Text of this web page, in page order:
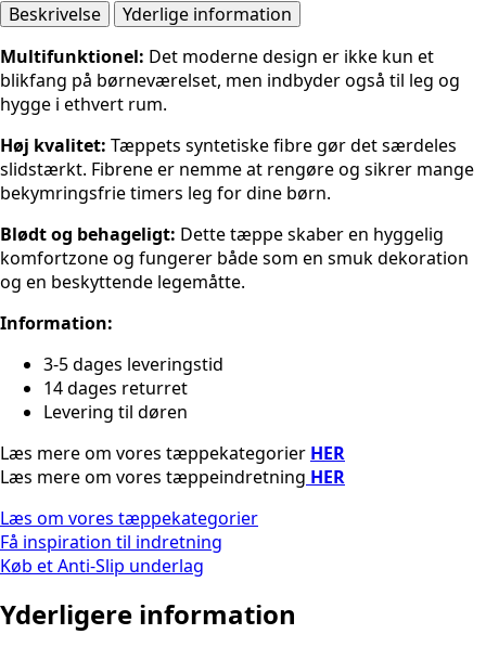
Beskrivelse
Yderlige information
Multifunktionel: Det moderne design er ikke kun et
blikfang på børneværelset, men indbyder også til leg og
hygge i ethvert rum.
Høj kvalitet: Tæppets syntetiske fibre gør det særdeles
slidstærkt. Fibrene er nemme at rengøre og sikrer mange
bekymringsfrie timers leg for dine børn.
Blødt og behageligt: Dette tæppe skaber en hyggelig
komfortzone og fungerer både som en smuk dekoration
og en beskyttende legemåtte.
Information:
3-5 dages leveringstid
14 dages returret
Levering til døren
Læs mere om vores tæppekategorier HER
Læs mere om vores tæppeindretning HER
Læs om vores tæppekategorier
Få inspiration til indretning
Køb et Anti-Slip underlag
Yderligere information